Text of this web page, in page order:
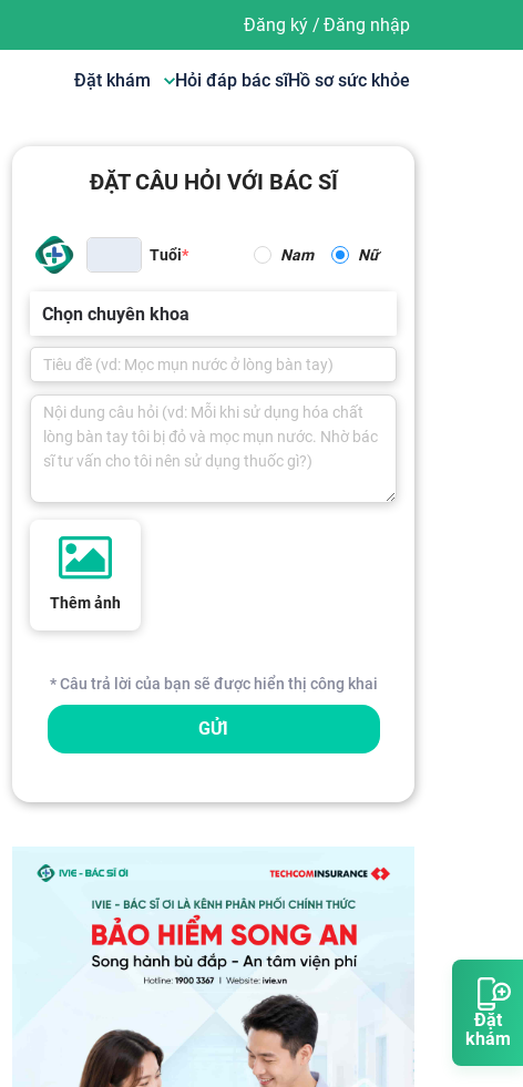
Đặt
khám
Đăng ký/ Đăng nhập
Đặt khám Hỏi đáp bác sĩHồ sơ sức khỏe
ĐẶT CÂU HỎI VỚI BÁC SĨ
Tuổi Nam Nữ
Chọn chuyên khoa
Thêm ảnh
* Câu trả lời của bạn sẽ được hiển thị công khai
GỬI